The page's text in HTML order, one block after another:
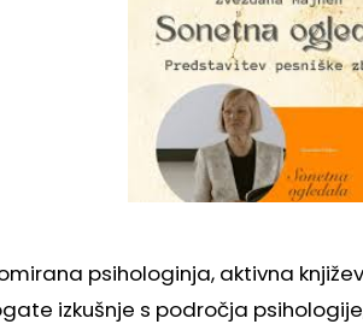
psihologinja, aktivna
izkušnje s področja